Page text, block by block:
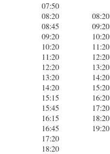
07:50
08:20
08:45
09:20
10:20
11:20
12:20
13:20
14:20
15:15
15:45
16:15
16:45
17:20
18:20
08:20
09:20
10:20
11:20
12:20
13:20
14:20
15:20
16:20
17:20
18:20
19:20